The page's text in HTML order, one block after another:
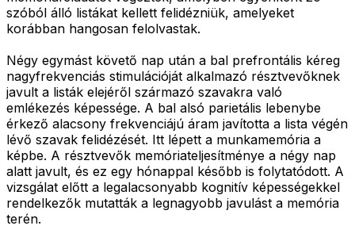
szóból álló listákat kellett felidézniük, amelyeket
korábban hangosan felolvastak.
Négy egymást követő nap után a bal prefrontális kéreg
nagyfrekvenciás stimulációját alkalmazó résztvevőknek
javult a listák elejéről származó szavakra való
emlékezés képessége. A bal alsó parietális lebenybe
érkező alacsony frekvenciájú áram javította a lista végén
lévő szavak felidézését. Itt lépett a munkamemória a
képbe. A résztvevők memóriateljesítménye a négy nap
alatt javult, és ez egy hónappal később is folytatódott. A
vizsgálat előtt a legalacsonyabb kognitív képességekkel
rendelkezők mutatták a legnagyobb javulást a memória
terén.